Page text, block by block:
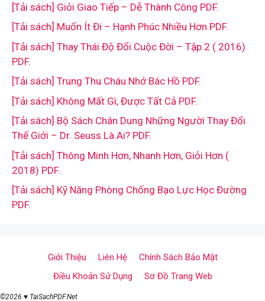
[Tải sách] Giỏi Giao Tiếp – Dễ Thành Công PDF.
[Tải sách] Muốn Ít Đi – Hạnh Phúc Nhiều Hơn PDF.
[Tải sách] Thay Thái Độ Đổi Cuộc Đời – Tập 2 ( 2016)
PDF.
[Tải sách] Trung Thu Cháu Nhớ Bác Hồ PDF.
[Tải sách] Không Mất Gì, Được Tất Cả PDF.
[Tải sách] Bộ Sách Chân Dung Những Người Thay Đổi
Thế Giới – Dr. Seuss Là Ai? PDF.
[Tải sách] Thông Minh Hơn, Nhanh Hơn, Giỏi Hơn (
2018) PDF.
[Tải sách] Kỹ Năng Phòng Chống Bạo Lực Học Đường
PDF.
Giới Thiệu Liên Hệ
Chính Sách Bảo Mật
Điều Khoản Sử Dụng
Sơ Đồ Trang Web
©2026 ♥ TaiSachPDF.Net